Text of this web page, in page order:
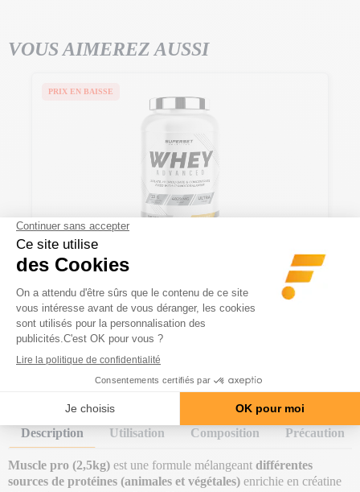
VOUS AIMEREZ AUSSI
PRIX EN BAISSE
100% Whey Proteine Advanced (900g)
322 Avis
Protéine à assimilation optimisée
Prix Normal
49,90 € -5,00 €
Description Utilisation Composition Précaution
Muscle pro (2,5kg) est une formule mélangeant différentes
sources de protéines (animales et végétales) enrichie en créatine